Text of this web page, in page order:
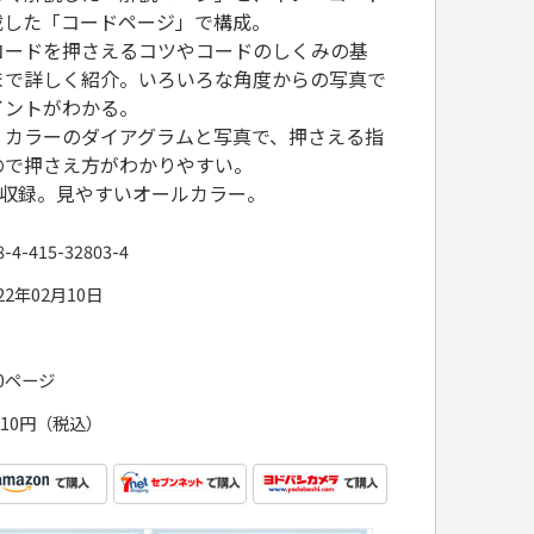
た「コードページ」で構成。
ドを押さえるコツやコードのしくみの基
詳しく紹介。いろいろな角度からの写真で
トがわかる。
ラーのダイアグラムと写真で、押さえる指
押さえ方がわかりやすい。
録。見やすいオールカラー。
4-415-32803-4
年02月10日
ージ
円（税込）